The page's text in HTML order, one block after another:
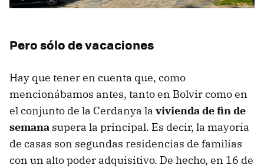
Pero sólo de vacaciones
Hay que tener en cuenta que, como
mencionábamos antes, tanto en Bolvir como en
el conjunto de la Cerdanya la vivienda de fin de
semana supera la principal. Es decir, la mayoría
de casas son segundas residencias de familias
con un alto poder adquisitivo. De hecho, en 16 de